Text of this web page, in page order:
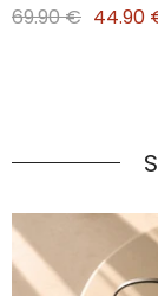
69.90 € 44.90